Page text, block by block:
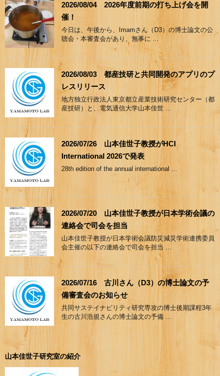
2026/08/04 2026年度前期の打ち上げ会を開
催！
今日は、午後から、Imamさん（D3）の博士論文の公
聴会・本審査会があり、無事に ...
2026/08/03 都産技研と共同開発のアプリのプ
レスリリース
地方独立行政法人東京都立産業技術研究センター（都
産技研）と、電気通信大学山本佳世 ...
2026/07/26 山本佳世子教授がHCI
International 2026で発表
28th edition of the annual international ...
2026/07/20 山本佳世子教授が日本学術会議の
連絡会で司会を担当
山本佳世子教授が日本学術会議防災減災学術連携委員
会主催の以下の連絡会で司会を担当 ...
2026/07/16 古川さん（D3）の博士論文の予
備審査会のお知らせ
共同サステイナビリティ研究専攻の博士後期課程3年
生の古川浩規さんの博士論文の予備 ...
山本佳世子研究室の紹介